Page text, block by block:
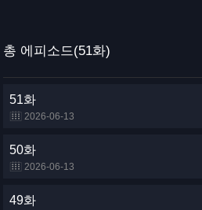
총 에피소드(51화)
51화
2026-06-13
50화
2026-06-13
49화